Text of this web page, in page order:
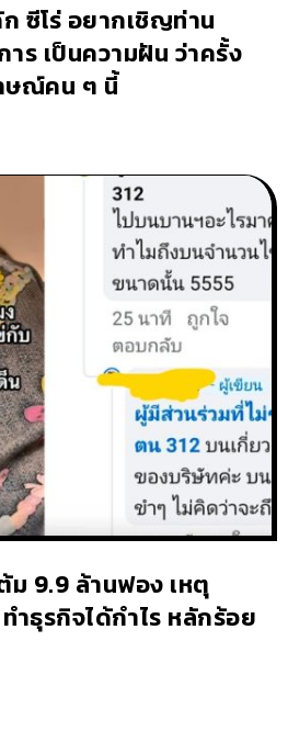
ซีโร่ อยากเชิญท่าน
ร เป็นความฝัน ว่าครั้ง
ษณ์คน ๆ นี้
ม 9.9 ล้านฟอง เหตุ
ำธุรกิจได้กำไร หลักร้อย